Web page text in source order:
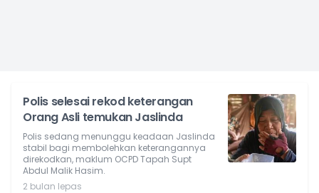
Polis selesai rekod keterangan
Orang Asli temukan Jaslinda
Polis sedang menunggu keadaan Jaslinda
stabil bagi membolehkan keterangannya
direkodkan, maklum OCPD Tapah Supt
Abdul Malik Hasim.
2 bulan lepas